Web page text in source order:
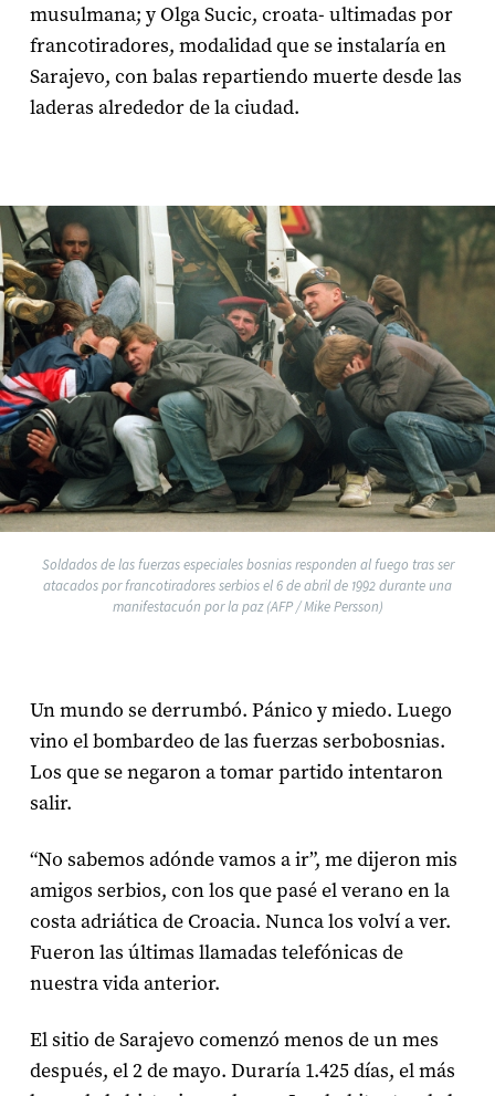
musulmana; y Olga Sucic, croata- ultimadas por
francotiradores, modalidad que se instalaría en
Sarajevo, con balas repartiendo muerte desde las
laderas alrededor de la ciudad.
Soldados de las fuerzas especiales bosnias responden al fuego tras ser
atacados por francotiradores serbios el 6 de abril de 1992 durante una
manifestacuón por la paz (AFP / Mike Persson)
Un mundo se derrumbó. Pánico y miedo. Luego
vino el bombardeo de las fuerzas serbobosnias.
Los que se negaron a tomar partido intentaron
salir.
“No sabemos adónde vamos a ir”, me dijeron mis
amigos serbios, con los que pasé el verano en la
costa adriática de Croacia. Nunca los volví a ver.
Fueron las últimas llamadas telefónicas de
nuestra vida anterior.
El sitio de Sarajevo comenzó menos de un mes
después, el 2 de mayo. Duraría 1.425 días, el más